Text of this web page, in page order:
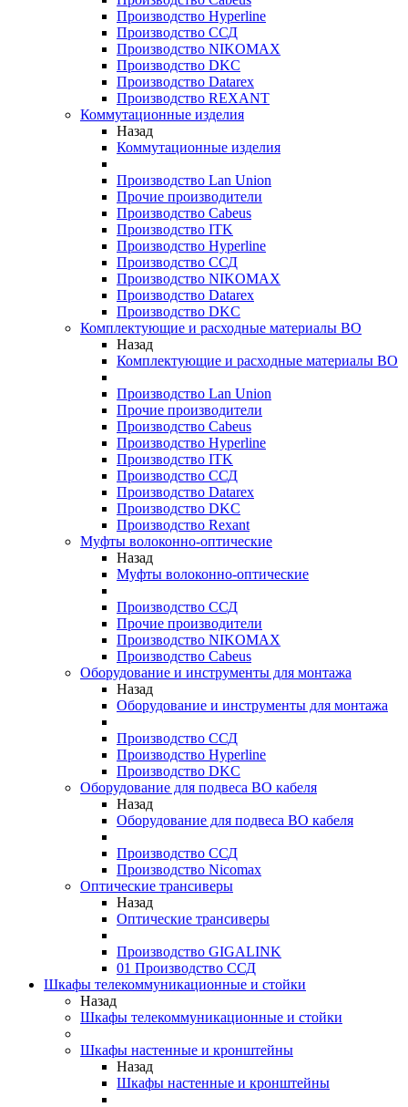
Производство Hyperline
Производство ССД
Производство NIKOMAX
Производство DKC
Производство Datarex
Производство REXANT
Коммутационные изделия
Назад
Коммутационные изделия
Производство Lan Union
Прочие производители
Производство Cabeus
Производство ITK
Производство Hyperline
Производство ССД
Производство NIKOMAX
Производство Datarex
Производство DKC
Комплектующие и расходные материалы ВО
Назад
Комплектующие и расходные материалы ВО
Производство Lan Union
Прочие производители
Производство Cabeus
Производство Hyperline
Производство ITK
Производство ССД
Производство Datarex
Производство DKC
Производство Rexant
Муфты волоконно-оптические
Назад
Муфты волоконно-оптические
Производство ССД
Прочие производители
Производство NIKOMAX
Производство Cabeus
Оборудование и инструменты для монтажа
Назад
Оборудование и инструменты для монтажа
Производство ССД
Производство Hyperline
Производство DKC
Оборудование для подвеса ВО кабеля
Назад
Оборудование для подвеса ВО кабеля
Производство ССД
Производство Nicomax
Оптические трансиверы
Назад
Оптические трансиверы
Производство GIGALINK
01 Производство ССД
Шкафы телекоммуникационные и стойки
Назад
Шкафы телекоммуникационные и стойки
Шкафы настенные и кронштейны
Назад
Шкафы настенные и кронштейны